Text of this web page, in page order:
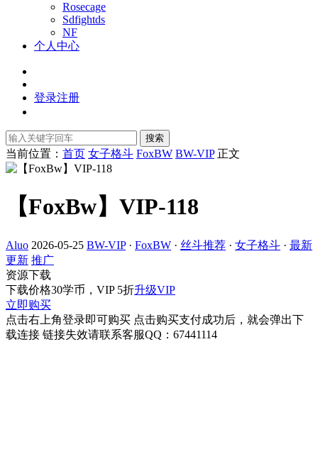
Rosecage
Sdfightds
NF
个人中心
登录注册
搜索
当前位置： 首页 女子格斗 FoxBW BW-VIP 正文
【FoxBw】VIP-118
Aluo 2026-05-25 BW-VIP· FoxBW · 丝斗推荐 · 女子格斗 · 最新
更新 推广
资源下载
下载价格30学币，VIP 5折升级VIP
立即购买
点击右上角登录即可购买 点击购买支付成功后，就会弹出下
载连接 链接失效请联系客服QQ：67441114